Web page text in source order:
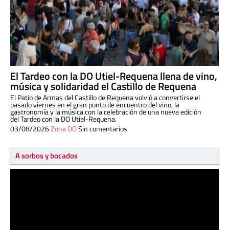
El Tardeo con la DO Utiel-Requena llena de vino,
música y solidaridad el Castillo de Requena
El Patio de Armas del Castillo de Requena volvió a convertirse el
pasado viernes en el gran punto de encuentro del vino, la
gastronomía y la música con la celebración de una nueva edición
del Tardeo con la DO Utiel-Requena.
03/08/2026Zona DOSin comentarios
A sorbos y bocados